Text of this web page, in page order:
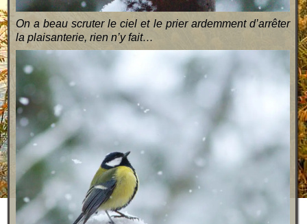
On a beau scruter le ciel et le prier ardemment d’arrêter
la plaisanterie, rien n’y fait…